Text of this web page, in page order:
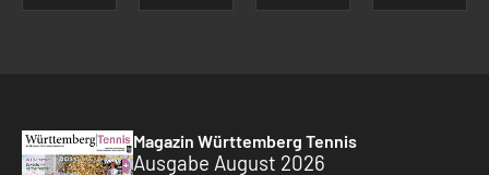
Magazin Württemberg Tennis
Ausgabe August 2026